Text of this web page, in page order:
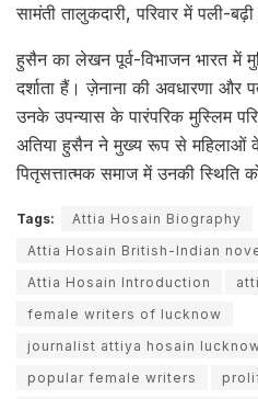
सामंती तालुकदारी, परिवार में पली-
हुसैन का लेखन पूर्व-विभाजन भारत में
दर्शाता हैं। ज़ेनाना की अवधारणा और
उनके उपन्यास के पारंपरिक मुस्लिम
अतिया हुसैन ने मुख्य रूप से महिलाओं
पितृसत्तात्मक समाज में उनकी स्थिति
Tags:
Attia Hosain Biography
Attia Hosain British-Indian
Attia Hosain Introduction
female writers of lucknow
journalist attiya hosain
popular female writers